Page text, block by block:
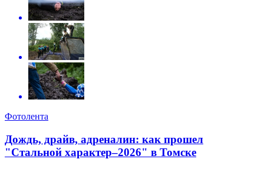
Фотолента
Дождь, драйв, адреналин: как прошел
"Стальной характер–2026" в Томске